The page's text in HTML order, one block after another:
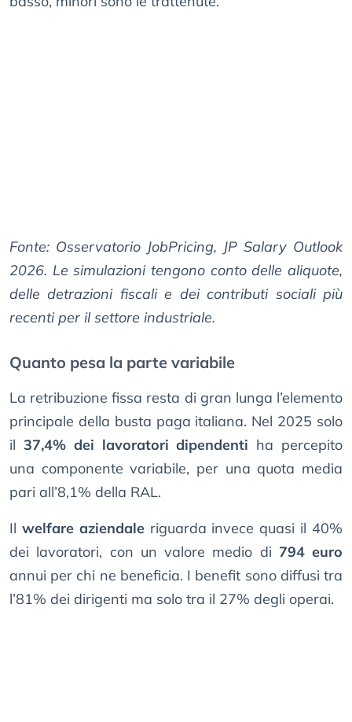
Fonte: Osservatorio JobPricing, JP Salary Outlook
2026. Le simulazioni tengono conto delle aliquote,
delle detrazioni fiscali e dei contributi sociali più
recenti per il settore industriale.
Quanto pesa la parte variabile
La retribuzione fissa resta di gran lunga l’elemento
principale della busta paga italiana. Nel 2025 solo
il 37,4% dei lavoratori dipendenti ha percepito
una componente variabile, per una quota media
pari all’8,1% della RAL.
Il welfare aziendaleriguarda invece quasi il 40%
dei lavoratori, con un valore medio di 794 euro
annui per chi ne beneficia. I benefit sono diffusi tra
l’81% dei dirigenti ma solo tra il 27% degli operai.